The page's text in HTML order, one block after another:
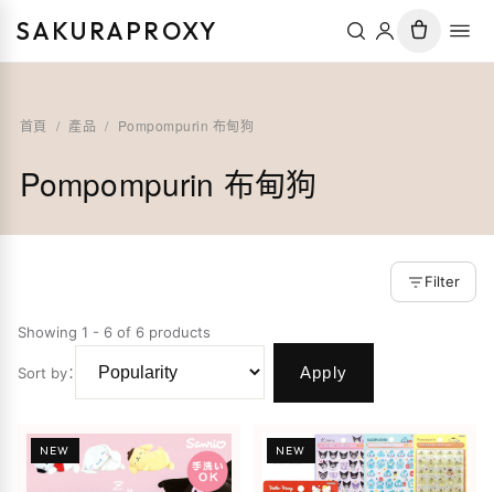
SAKURAPROXY
首頁 / 產品 / Pompompurin 布甸狗
Pompompurin 布甸狗
Filter
Showing 1 - 6 of 6 products
Sort by： Apply
NEW NEW